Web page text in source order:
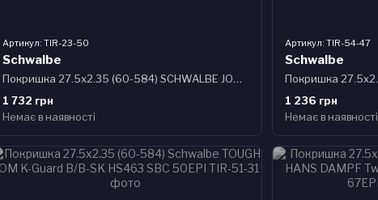
Артикул: TIR-23-50
Schwalbe
Покришка 27.5x2.35 (60-584) SCHWALBE JOHNNY WATTS Perf, DD, GreenGuard B/B-SK+RT HS604 ADDIX 67EPI B
1 732 грн
Немає в наявності
Артикул: TIR-54-47
Schwalbe
1 236 грн
Немає в наявності